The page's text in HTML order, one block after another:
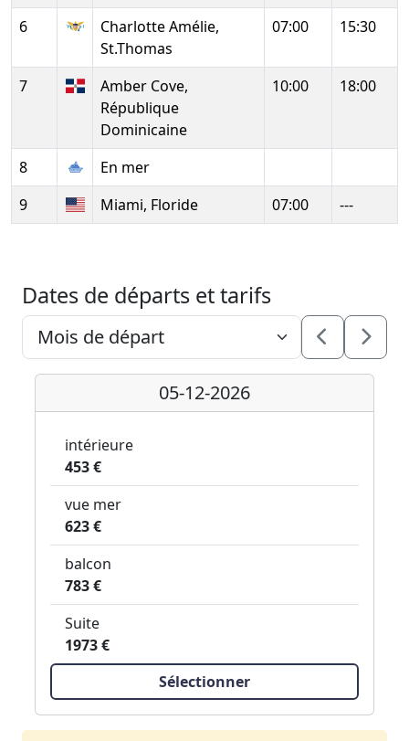
6
Charlotte Amélie,
St.Thomas
07:00 15:30
7
Amber Cove,
République
Dominicaine
10:00 18:00
8
En mer
9
Miami, Floride 07:00 ---
Dates de départs et tarifs
05-12-2026
intérieure
453 €
vue mer
623 €
balcon
783 €
Suite
1973 €
Sélectionner